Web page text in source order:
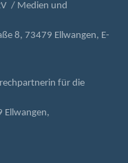
/ Medien und
8, 73479 Ellwangen, E-
für die
Ellwangen,